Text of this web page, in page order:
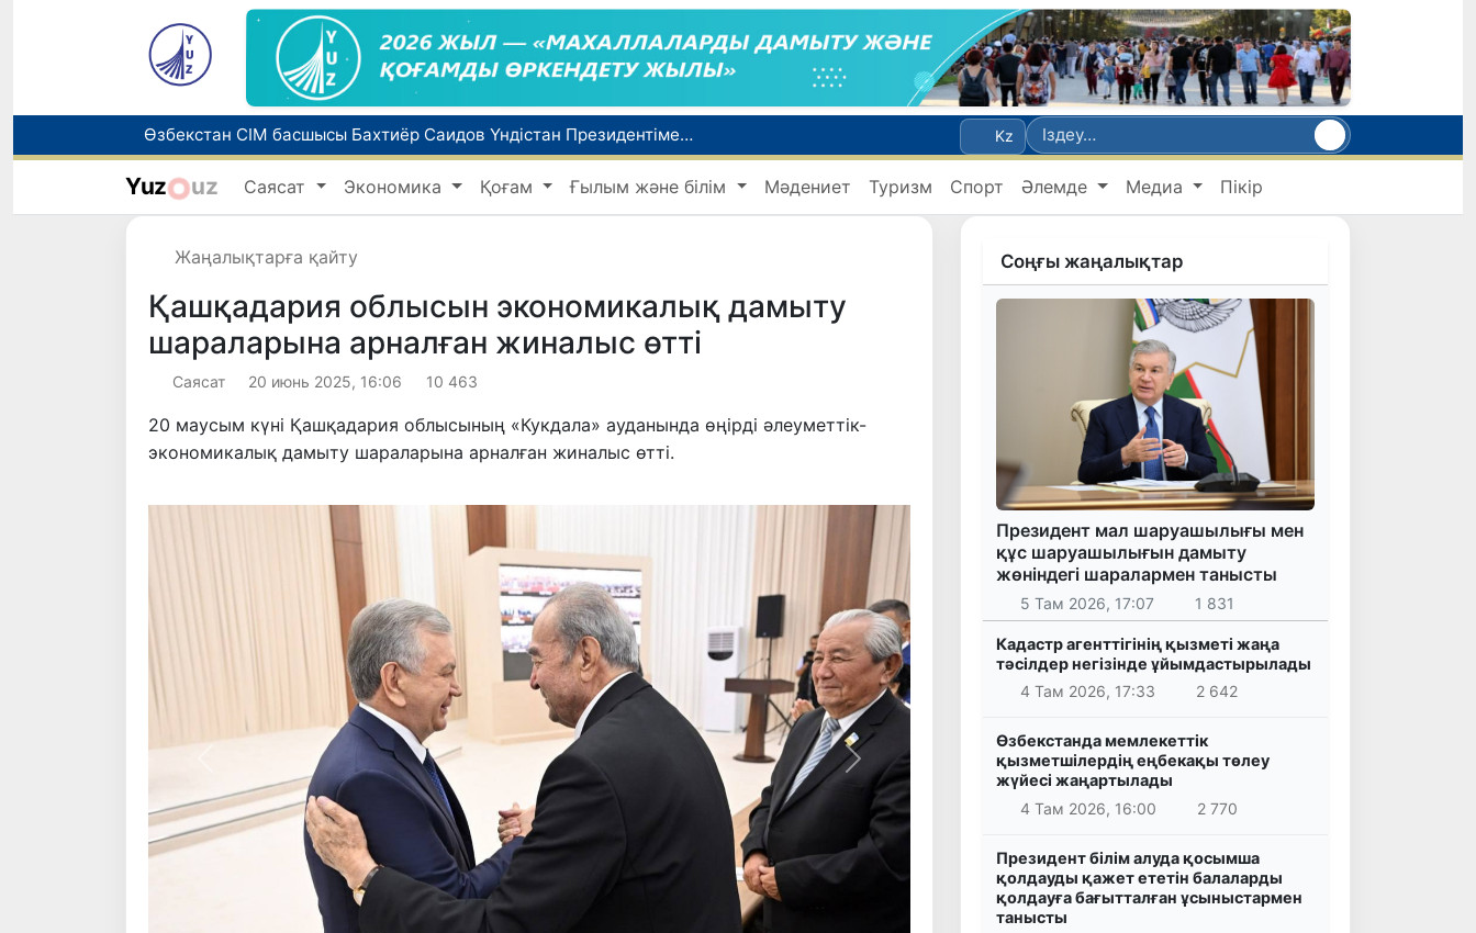
Грекияда өрт сөндіру тікұшақтарының соқтығысуынан екі адам қаза тапты
Әлемдік биржаларда мұнай бағасы төмендеді
Kz
Yuz uz Саясат Экономика Қоғам Ғылым және білім Мәдениет Туризм Спорт Әлемде Медиа Пікір
Жаңалықтарға қайту
Қашқадария облысын экономикалық дамыту
шараларына арналған жиналыс өтті
Саясат 20 июнь 2025, 16:06 10 463
20 маусым күні Қашқадария облысының «Кукдала» ауданында өңірді әлеуметтік-
экономикалық дамыту шараларына арналған жиналыс өтті.
Келесі
Соңғы жаңалықтар
Президент мал шаруашылығы мен
құс шаруашылығын дамыту
жөніндегі шаралармен танысты
5 Там 2026, 17:07 1 831
Кадастр агенттігінің қызметі жаңа
тәсілдер негізінде ұйымдастырылады
4 Там 2026, 17:33
2 642
Өзбекстанда мемлекеттік
қызметшілердің еңбекақы төлеу
жүйесі жаңартылады
4 Там 2026, 16:00
2 770
Президент білім алуда қосымша
қолдауды қажет ететін балаларды
қолдауға бағытталған ұсыныстармен
танысты